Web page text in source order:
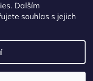
Dalším
souhlas s jejich
vyhrazena.Upravit